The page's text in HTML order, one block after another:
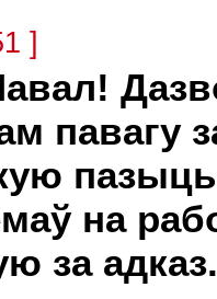
]
павагу
на
за адказ.